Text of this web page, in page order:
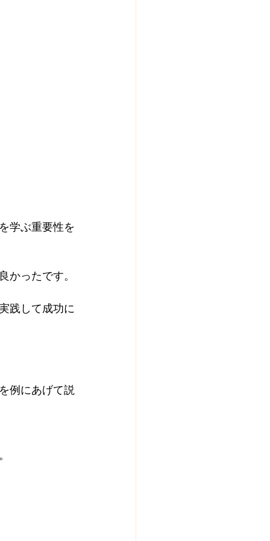
学ぶ重要性を
ったです。
践して成功に
例にあげて説